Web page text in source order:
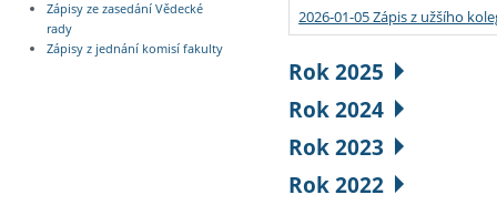
Zápisy ze zasedání Vědecké
rady
Zápisy z jednání komisí fakulty
2026-01-05 Zápis z užšího
Rok 2025
Rok 2024
Rok 2023
Rok 2022